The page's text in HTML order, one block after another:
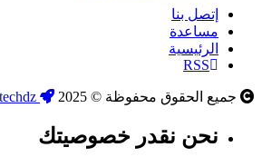
إتصل بنا
مساعدة
الرئيسية
RSS
جميع الحقوق محفوظة © 2025
نحن نقدر خصوصيتك